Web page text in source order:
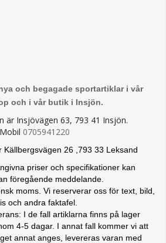
och begagade sportartiklar i vår
och i vår butik i Insjön.
är Insjövägen 63, 793 41 Insjön.
Mobil 0705941220
Källbergsvägen 26 ,793 33 Leksand
priser och specifikationer kan
föregående meddelande.
moms. Vi reserverar oss för text, bild,
och andra faktafel.
I de fall artiklarna finns på lager
4-5 dagar. I annat fall kommer vi att
annat anges, levereras varan med